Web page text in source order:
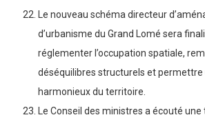
Le nouveau schéma directeur
d’urbanisme du Grand Lomé sera
réglementer l’occupation spatiale,
déséquilibres structurels et
harmonieux du territoire.
Le Conseil des ministres a écouté